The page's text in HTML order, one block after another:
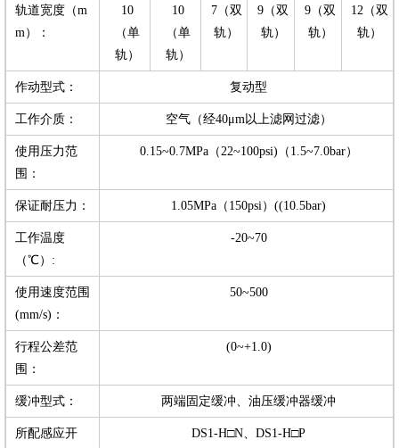
轨道宽度（m
m）：
10
（单
轨）
10
（单
轨）
7（双
轨）
9（双
轨）
9（双
轨）
12（双
轨）
作动型式： 复动型
工作介质： 空气（经40μm以上滤网过滤）
使用压力范
围：
0.15~0.7MPa（22~100psi)（1.5~7.0bar）
保证耐压力： 1.05MPa（150psi）((10.5bar)
工作温度
（℃）:
-20~70
使用速度范围
(mm/s)：
50~500
行程公差范
围：
(0~+1.0)
缓冲型式： 两端固定缓冲、油压缓冲器缓冲
所配感应开
DS1-H□N、DS1-H□P